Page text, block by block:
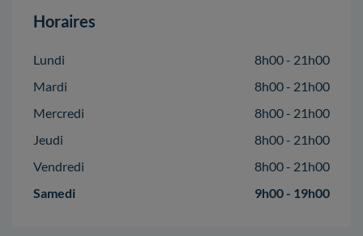
Horaires
Lundi
8h00 - 21h00
Mardi
8h00 - 21h00
Mercredi
8h00 - 21h00
Jeudi
8h00 - 21h00
Vendredi
8h00 - 21h00
Samedi
9h00 - 19h00